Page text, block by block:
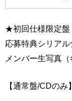
★初回仕様限定
応募特典シリアル
メンバー生写真
【通常盤/CDのみ】